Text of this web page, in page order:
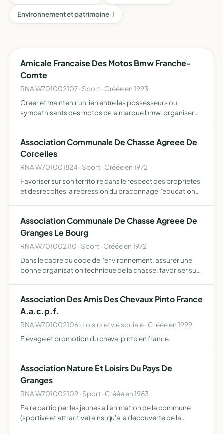
Environnement et patrimoine· 1
Amicale Francaise Des Motos Bmw Franche-
Comte
RNA W701002107 · Sport · Créée en 1993
Creer et maintenir un lien entre les possesseurs ou
sympathisants des motos de la marque bmw. organiser
Association Communale De Chasse Agreee De
Corcelles
RNA W701001824 · Sport · Créée en 1972
Favoriser sur son territoire dans le respect des proprietes
et desrecoltes la repression du braconnage l'education
Association Communale De Chasse Agreee De
Granges Le Bourg
RNA W701002110 · Sport · Créée en 1972
Dans le cadre du code de l'environnement, assurer une
bonne organisation technique de la chasse, favoriser sur
Association Des Amis Des Chevaux Pinto France
A.a.c.p.f.
RNA W701002106 · Loisirs et vie sociale · Créée en 1999
Elevage et promotion du cheval pinto en france.
Association Nature Et Loisirs Du Pays De
Granges
RNA W701002109 · Sport · Créée en 1983
Faire participer les jeunes a l'animation de la commune
(sportive et attractive) ainsi qu'a la decouverte de la